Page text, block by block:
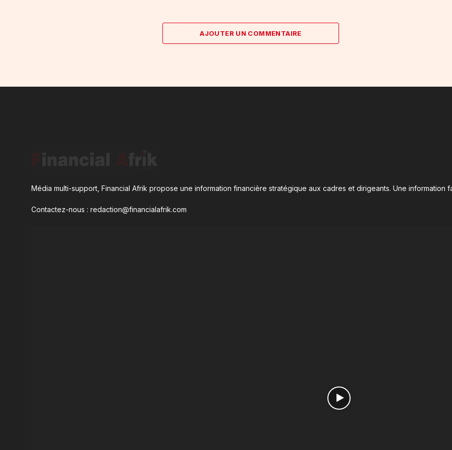
AJOUTER UN COMMENTAIRE
Média multi-support, Financial Afrik propose une information financière stratégique aux cadres et dirigeants. Une information
Contactez-nous : redaction@financialafrik.com